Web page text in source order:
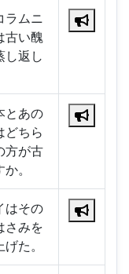
ラムニ
古い醜
し返し
とあの
どちら
方が古
。
はその
さみを
た。